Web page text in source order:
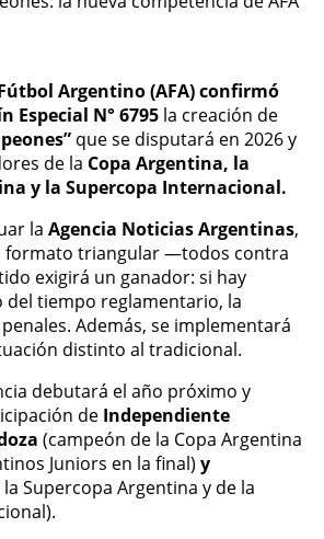
Argentino (AFA) confirmó
Especial N° 6795 la creación de
que se disputará en 2026 y
de la Copa Argentina, la
y la Supercopa Internacional.
la Agencia Noticias Argentinas,
formato triangular —todos contra
exigirá un ganador: si hay
del tiempo reglamentario, la
Además, se implementará
distinto al tradicional.
debutará el año próximo y
de Independiente
(campeón de la Copa Argentina
Juniors en la final) y
Supercopa Argentina y de la